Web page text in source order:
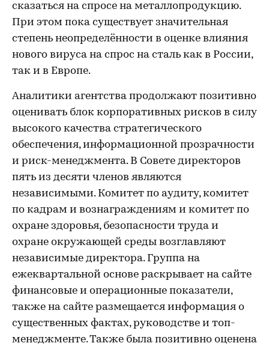
сказаться на спросе на металлопродукцию.
При этом пока существует значительная
степень неопределённости в оценке влияния
нового вируса на спрос на сталь как в России,
так и в Европе.
Аналитики агентства продолжают позитивно
оценивать блок корпоративных рисков в силу
высокого качества стратегического
обеспечения, информационной прозрачности
и риск-менеджмента. В Совете директоров
пять из десяти членов являются
независимыми. Комитет по аудиту, комитет
по кадрам и вознаграждениям и комитет по
охране здоровья, безопасности труда и
охране окружающей среды возглавляют
независимые директора. Группа на
ежеквартальной основе раскрывает на сайте
финансовые и операционные показатели,
также на сайте размещается информация о
существенных фактах, руководстве и топ-
менеджменте. Также была позитивно оценена